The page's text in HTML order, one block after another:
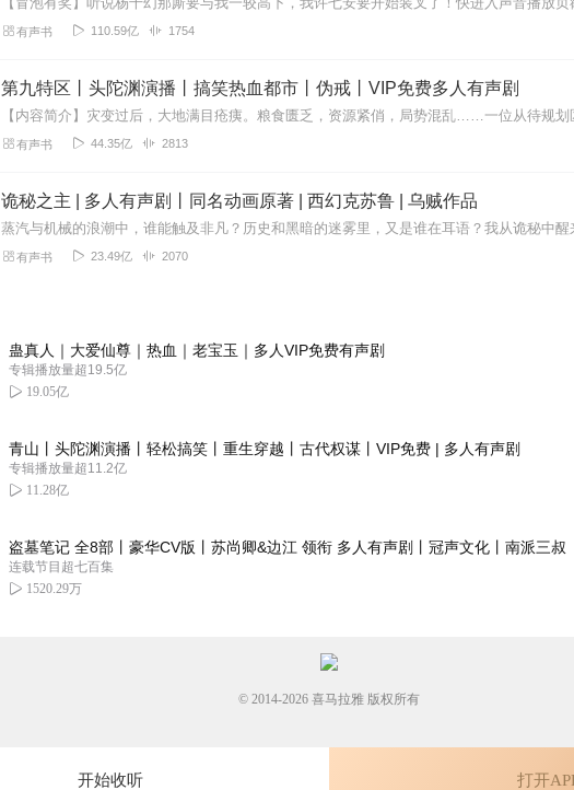
有声书 110.59亿 1754
第九特区丨头陀渊演播丨搞笑热血都市丨伪戒丨VIP免费多人有声剧
有声书 44.35亿 2813
诡秘之主 | 多人有声剧丨同名动画原著 | 西幻克苏鲁 | 乌贼作品
有声书 23.49亿 2070
蛊真人｜大爱仙尊｜热血｜老宝玉｜多人VIP免费有声剧
专辑播放量超19.5亿
19.05亿
青山丨头陀渊演播丨轻松搞笑丨重生穿越丨古代权谋丨VIP免费 | 多人有声剧
专辑播放量超11.2亿
11.28亿
盗墓笔记 全8部丨豪华CV版丨苏尚卿&边江 领衔 多人有声剧丨冠声文化丨南派三叔
连载节目超七百集
1520.29万
开始收听 打开
© 2014-2026 喜马拉雅 版权所有